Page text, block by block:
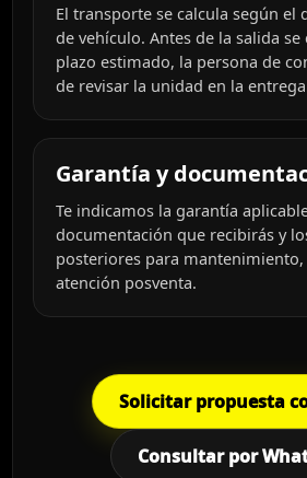
El transporte se calcula según el
de vehículo. Antes de la salida
plazo estimado, la persona de
de revisar la unidad en la
Garantía y
Te indicamos la garantía
documentación que recibirás y
posteriores para mantenimiento,
atención posventa.
Solicitar propuesta
Consultar por